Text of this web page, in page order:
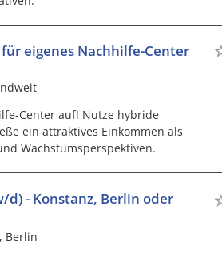
eigenes Nachhilfe-Center
Center auf! Nutze hybride
ein attraktives Einkommen als
Wachstumsperspektiven.
- Konstanz, Berlin oder
Berlin